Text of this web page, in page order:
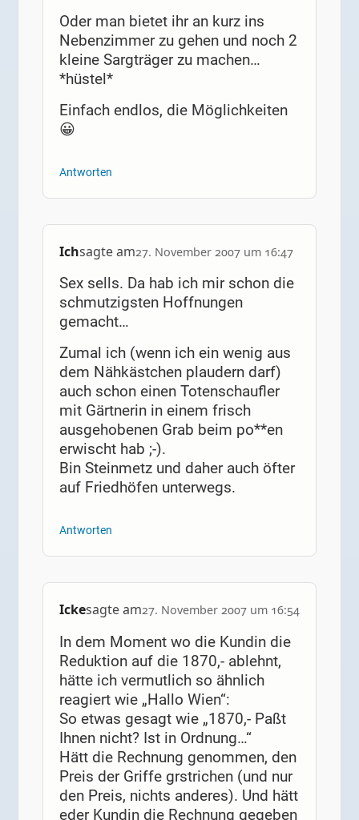
Oder man bietet ihr an kurz ins
Nebenzimmer zu gehen und noch 2
kleine Sargträger zu machen…
*hüstel*
Einfach endlos, die Möglichkeiten
😀
Antworten
Ichsagte am27. November 2007 um 16:47
Sex sells. Da hab ich mir schon die
schmutzigsten Hoffnungen
gemacht…
Zumal ich (wenn ich ein wenig aus
dem Nähkästchen plaudern darf)
auch schon einen Totenschaufler
mit Gärtnerin in einem frisch
ausgehobenen Grab beim po**en
erwischt hab ;-).
Bin Steinmetz und daher auch öfter
auf Friedhöfen unterwegs.
Antworten
Ickesagte am27. November 2007 um 16:54
In dem Moment wo die Kundin die
Reduktion auf die 1870,- ablehnt,
hätte ich vermutlich so ähnlich
reagiert wie „Hallo Wien“:
So etwas gesagt wie „1870,- Paßt
Ihnen nicht? Ist in Ordnung…“
Hätt die Rechnung genommen, den
Preis der Griffe grstrichen (und nur
den Preis, nichts anderes). Und hätt
eder Kundin die Rechnung gegeben